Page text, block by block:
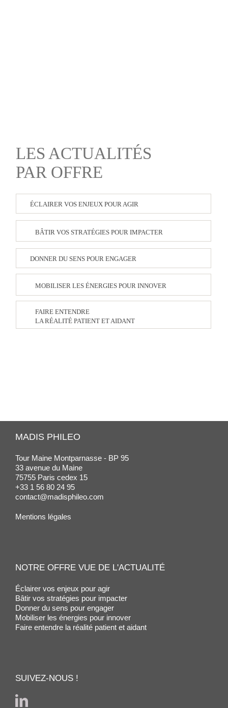
FAIRE ENTENDRE
LA RÉALITÉ PATIENT ET AIDANT
ÉCLAIRER VOS ENJEUX POUR AGIR
BÂTIR VOS STRATÉGIES POUR IMPACTER
DONNER DU SENS POUR ENGAGER
MOBILISER LES ÉNERGIES POUR INNOVER
LES ACTUALITÉS
PAR OFFRE
MADIS PHILEO
Tour Maine Montparnasse - BP 95
33 avenue du Maine
75755 Paris cedex 15
+33 1 56 80 24 95
contact@madisphileo.com
Mentions légales
NOTRE OFFRE VUE DE L'ACTUALITÉ
Éclairer vos enjeux pour agir
Bâtir vos stratégies pour impacter
Donner du sens pour engager
Mobiliser les énergies pour innover
Faire entendre la réalité patient et aidant
SUIVEZ-NOUS !